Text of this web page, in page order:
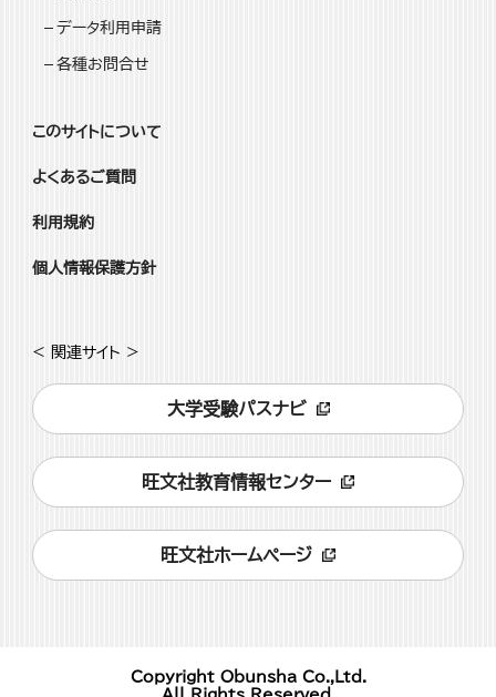
データ利用申請
各種お問合せ
このサイトについて
よくあるご質問
利用規約
個人情報保護方針
< 関連サイト >
大学受験パスナビ
旺文社教育情報センター
旺文社ホームページ
Copyright Obunsha Co.,Ltd.